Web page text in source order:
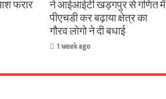
फरार
ने आईआईटी खड़गपुर से गणित में
पीएचडी कर बढ़ाया क्षेत्र का
गौरव लोगो ने दी बधाई
1 week ago